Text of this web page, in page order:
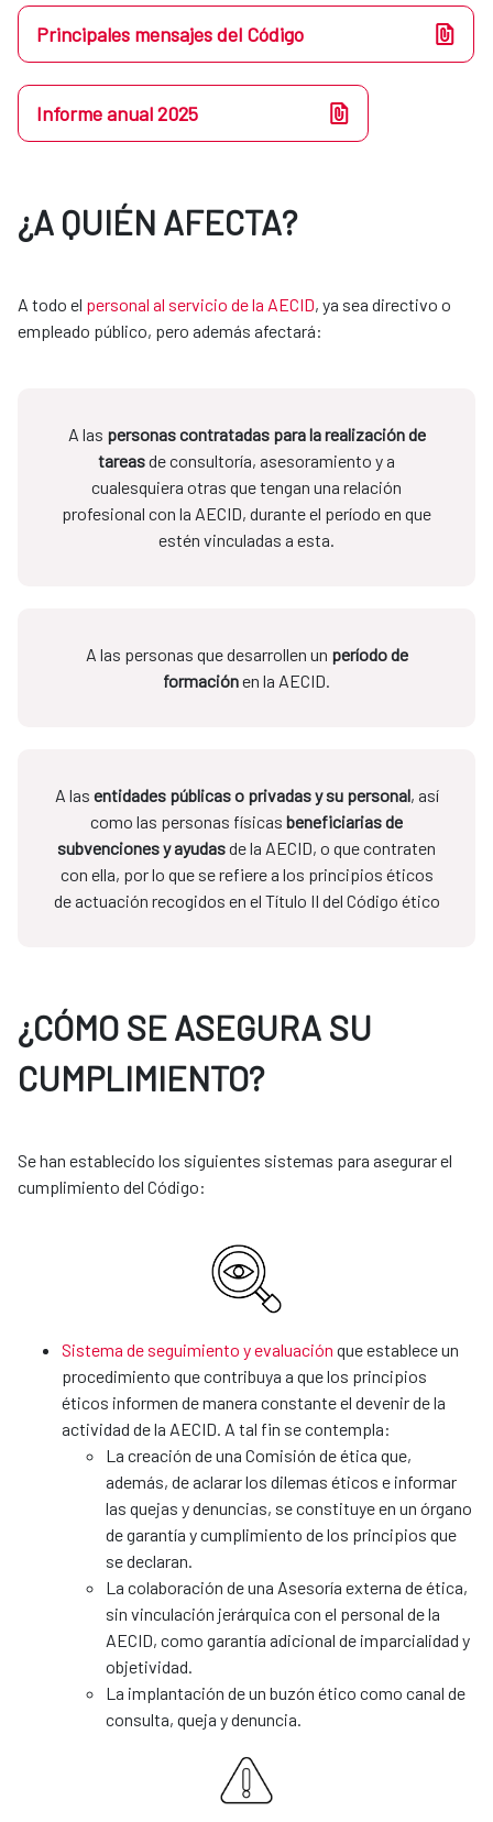
Principales mensajes del Código
Informe anual 2025
¿A QUIÉN AFECTA?
A todo el personal al servicio de la AECID, ya sea directivo o
empleado público, pero además afectará:
A las personas contratadas para la realización de
tareasde consultoría, asesoramiento y a
cualesquiera otras que tengan una relación
profesional con la AECID, durante el período en que
estén vinculadas a esta.
A las personas que desarrollen un período de
formaciónen la AECID.
A las entidades públicas o privadas y su personal, así
como las personas físicas beneficiarias de
subvenciones y ayudasde la AECID, o que contraten
con ella, por lo que se refiere a los principios éticos
de actuación recogidos en el Título II del Código ético
¿CÓMO SE ASEGURA SU
CUMPLIMIENTO?
Se han establecido los siguientes sistemas para asegurar el
cumplimiento del Código:
Sistema de seguimiento y evaluación que establece un
procedimiento que contribuya a que los principios
éticos informen de manera constante el devenir de la
actividad de la AECID. A tal fin se contempla:
La creación de una Comisión de ética que,
además, de aclarar los dilemas éticos e informar
las quejas y denuncias, se constituye en un órgano
de garantía y cumplimiento de los principios que
se declaran.
La colaboración de una Asesoría externa de ética,
sin vinculación jerárquica con el personal de la
AECID, como garantía adicional de imparcialidad y
objetividad.
La implantación de un buzón ético como canal de
consulta, queja y denuncia.